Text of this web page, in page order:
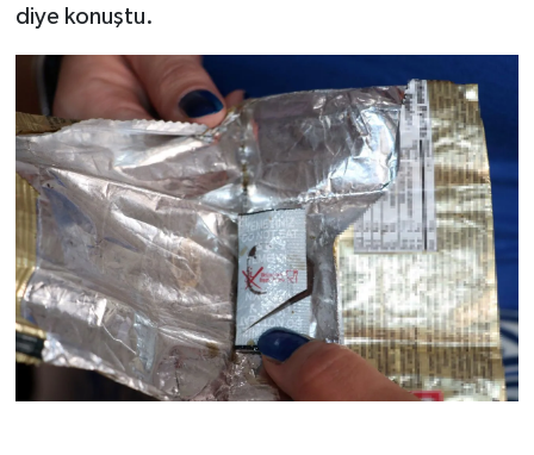
diye konuştu.